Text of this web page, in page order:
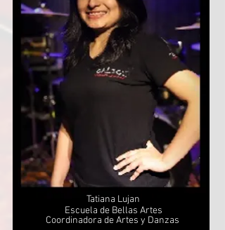
Tatiana Lujan
Escuela de Bellas Artes
Coordinadora de Artes y Danzas